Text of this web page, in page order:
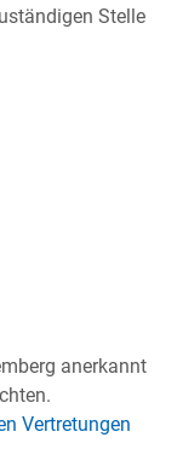
Stelle
anerkannt
Vertretungen